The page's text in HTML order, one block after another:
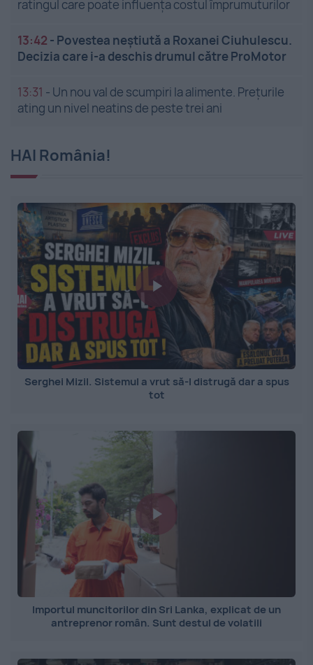
ratingul care poate influența costul împrumuturilor
13:42 - Povestea neștiută a Roxanei Ciuhulescu.
Decizia care i-a deschis drumul către ProMotor
13:31 - Un nou val de scumpiri la alimente. Prețurile
ating un nivel neatins de peste trei ani
HAI România!
Serghei Mizil. Sistemul a vrut să-l distrugă dar a spus
tot
Importul muncitorilor din Sri Lanka, explicat de un
antreprenor român. Sunt destul de volatili